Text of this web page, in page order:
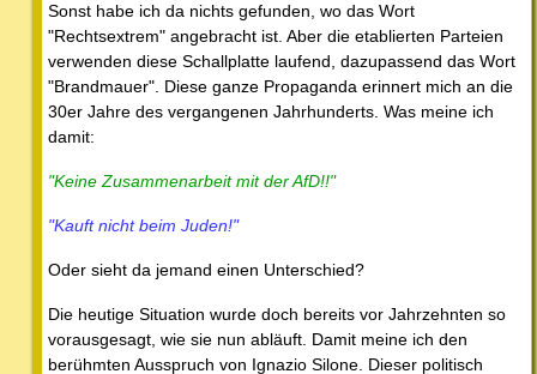
Sonst habe ich da nichts gefunden, wo das Wort
"Rechtsextrem" angebracht ist. Aber die etablierten Parteien
verwenden diese Schallplatte laufend, dazupassend das Wort
"Brandmauer". Diese ganze Propaganda erinnert mich an die
30er Jahre des vergangenen Jahrhunderts. Was meine ich
damit:
"Keine Zusammenarbeit mit der AfD!!"
"Kauft nicht beim Juden!"
Oder sieht da jemand einen Unterschied?
Die heutige Situation wurde doch bereits vor Jahrzehnten so
vorausgesagt, wie sie nun abläuft. Damit meine ich den
berühmten Ausspruch von Ignazio Silone. Dieser politisch